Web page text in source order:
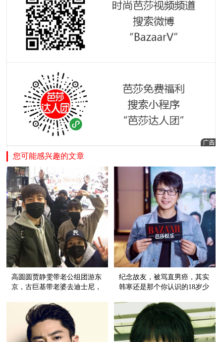
您可能感兴趣的文章
高圆圆贾静雯带老公组团游东
京，古巨基带老婆去迪士尼，
纪念故友，被骂直男癌，其实
韩寒还是那个你认识的18岁少